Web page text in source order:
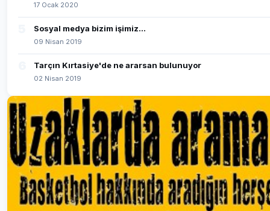
17 Ocak 2020
Sosyal medya bizim işimiz...
09 Nisan 2019
Tarçın Kırtasiye'de ne ararsan bulunuyor
02 Nisan 2019